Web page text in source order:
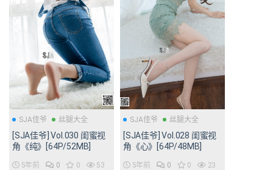
SJA佳爷 丝腿大全
[SJA佳爷] Vol.030 闺蜜视
角《纯》[64P/52MB]
5年前 0 0 53
SJA佳爷 丝腿大全
[SJA佳爷] Vol.028 闺蜜视
角《心》[64P/48MB]
5年前 0 0 23